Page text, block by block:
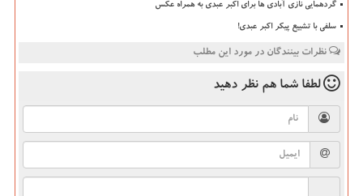
گردهمایی نازی آبادی ها برای اکبر عبدی به همراه عکس
سلفی با تشییع پیکر اکبر عبدی!
نظرات بینندگان در مورد این مطلب
لطفا شما هم نظر دهید